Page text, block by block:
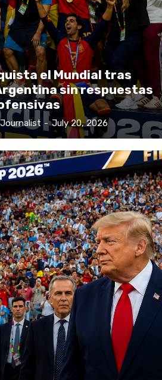
el Mundial tras
sin respuestas
- July 20, 2026